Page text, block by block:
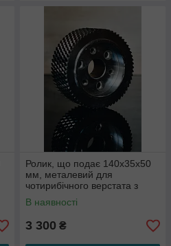
Ролик, що подає 140x35x50
мм, металевий для
чотирибічного верстата з
болтовим кріпленням
В наявності
3 300 ₴